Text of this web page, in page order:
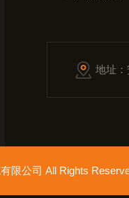
地址
限公司 All Rights